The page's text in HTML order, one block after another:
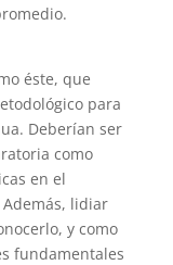
éste, que
para
Deberían ser
como
en el
lidiar
y como
fundamentales